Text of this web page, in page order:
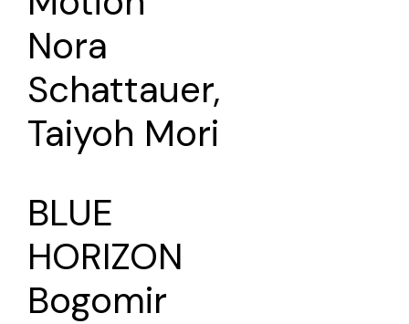
Nora
Schattauer,
Taiyoh Mori
BLUE
HORIZON
Bogomir